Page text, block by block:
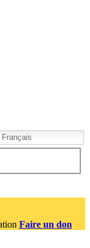
Français
Faire un don